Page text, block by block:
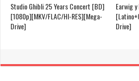
Studio Ghibli 25 Years Concert [BD]
[1080p][MKV/FLAC/HI-RES][Mega-
Drive]
Earwig
Drive]